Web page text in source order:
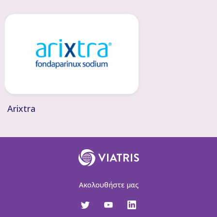
Arixtra
Ακολουθήστε μας